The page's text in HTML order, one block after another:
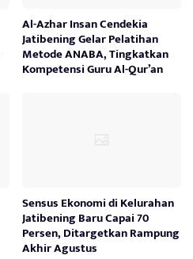
Al-Azhar Insan Cendekia
Jatibening Gelar Pelatihan
Metode ANABA, Tingkatkan
Kompetensi Guru Al-Qur’an
Sensus Ekonomi di Kelurahan
Jatibening Baru Capai 70
Persen, Ditargetkan Rampung
Akhir Agustus